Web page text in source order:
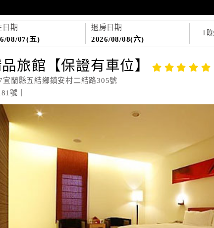
日期
08/07(五)
退房日期
2026/08/08(六)
1 晚
旅館【保證有車位】
宜蘭縣五結鄉鎮安村二結路305號
號｜